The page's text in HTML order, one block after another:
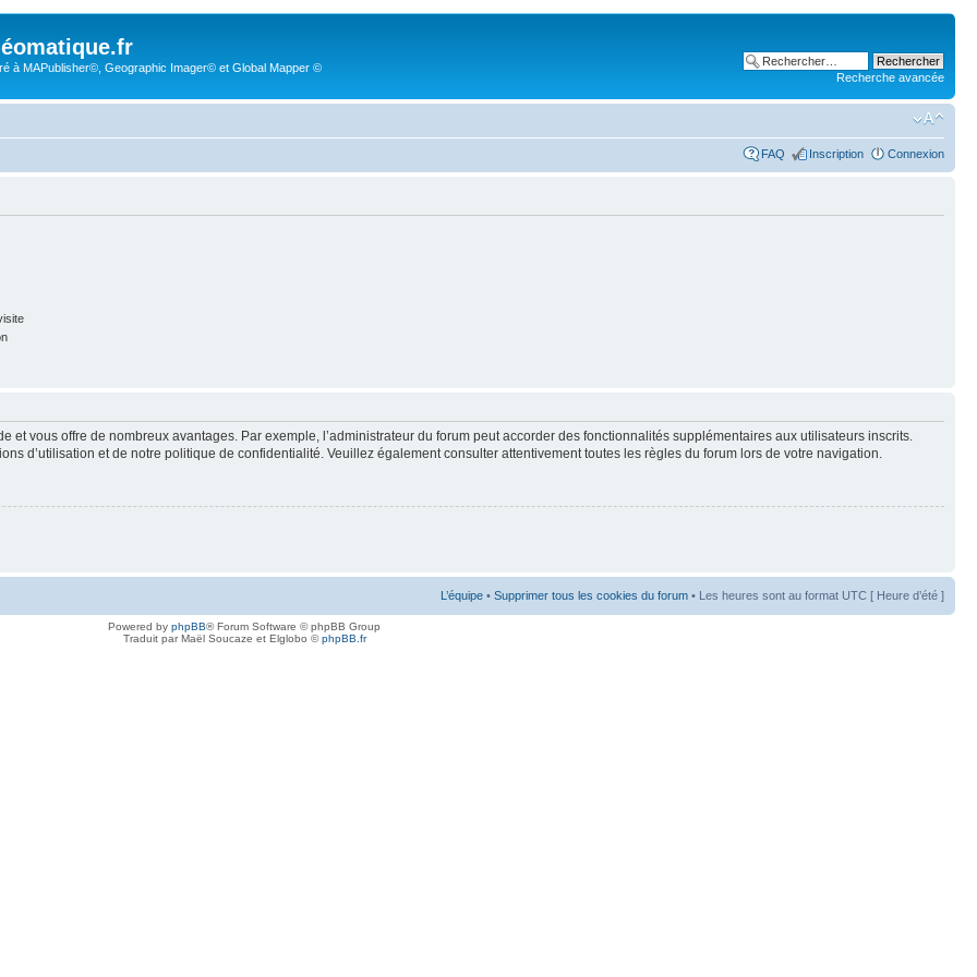
à MAPublisher©, Geographic Imager© et Global Mapper ©
Recherche avancée
FAQ Inscription Connexion
et vous offre de nombreux avantages. Par exemple, l’administrateur du forum peut accorder des fonctionnalités supplémentaires aux utilisateurs inscrits.
d’utilisation et de notre politique de confidentialité. Veuillez également consulter attentivement toutes les règles du forum lors de votre navigation.
L’équipe • Supprimer tous les cookies du forum • Les heures sont au format UTC [ Heure d’été ]
Powered by phpBB® Forum Software © phpBB Group
Traduit par Maël Soucaze et Elglobo ©phpBB.fr